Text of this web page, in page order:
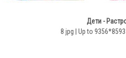
Дети -
8 jpg | Up to